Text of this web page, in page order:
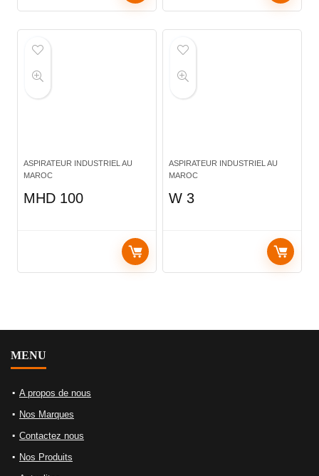
ASPIRATEUR INDUSTRIEL AU
MAROC
MHD 100
ASPIRATEUR INDUSTRIEL AU
MAROC
W 3
MENU
A propos de nous
Nos Marques
Contactez nous
Nos Produits